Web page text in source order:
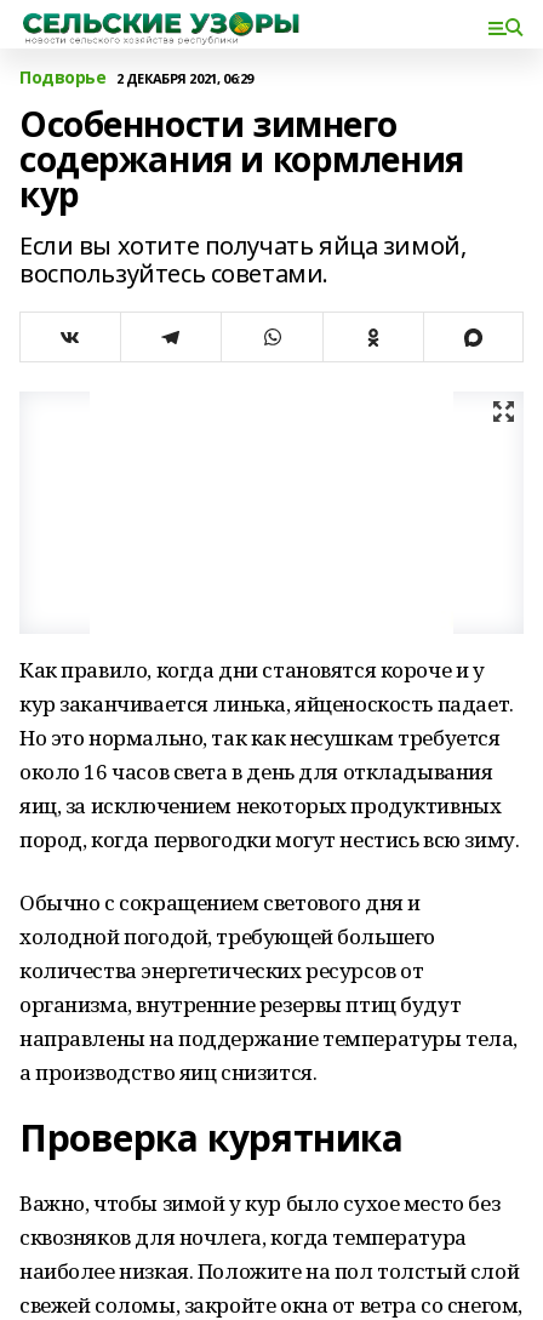
Подворье 2 ДЕКАБРЯ 2021, 06:29
Особенности зимнего
содержания и кормления
кур
Если вы хотите получать яйца зимой,
воспользуйтесь советами.
Как правило, когда дни становятся короче и у
кур заканчивается линька, яйценоскость падает.
Но это нормально, так как несушкам требуется
около 16 часов света в день для откладывания
яиц, за исключением некоторых продуктивных
пород, когда первогодки могут нестись всю зиму.
Обычно с сокращением светового дня и
холодной погодой, требующей большего
количества энергетических ресурсов от
организма, внутренние резервы птиц будут
направлены на поддержание температуры тела,
а производство яиц снизится.
Проверка курятника
Важно, чтобы зимой у кур было сухое место без
сквозняков для ночлега, когда температура
наиболее низкая. Положите на пол толстый слой
свежей соломы, закройте окна от ветра со снегом,